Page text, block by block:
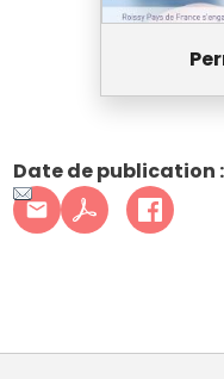
Date de publication